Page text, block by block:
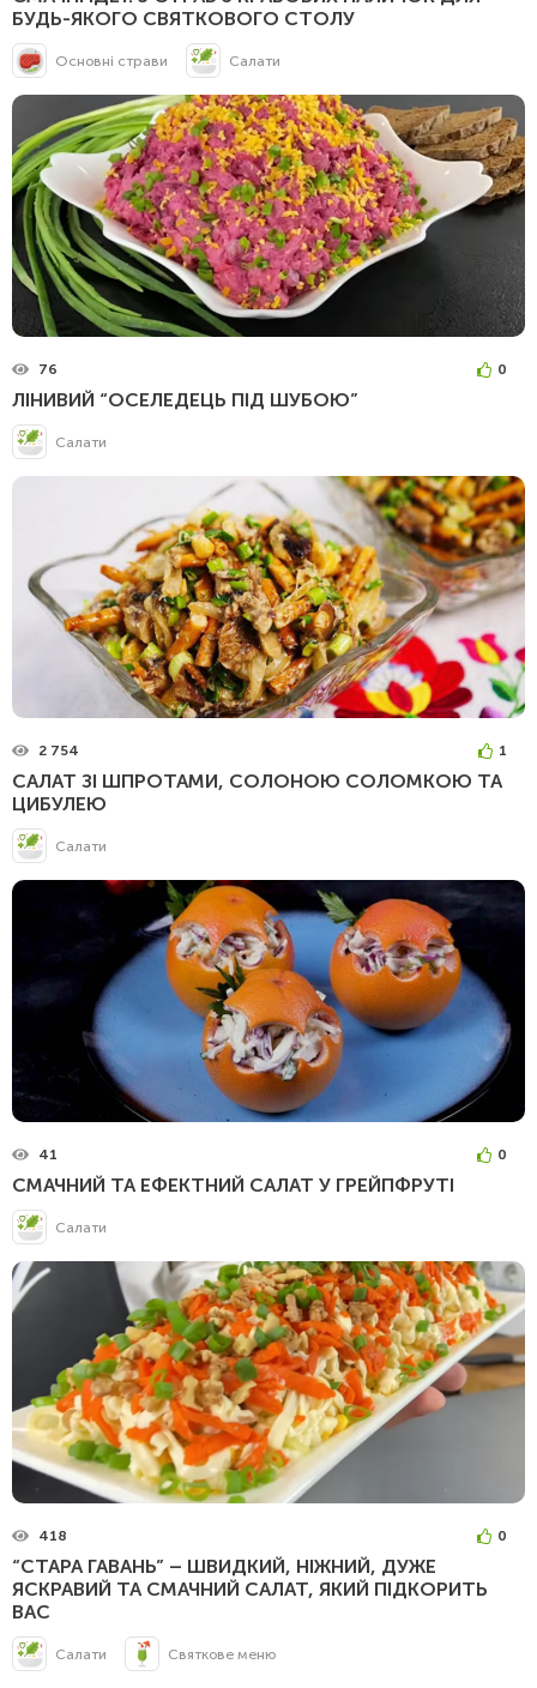
БУДЬ-ЯКОГО СВЯТКОВОГО СТОЛУ
Основні страви Салати
76 0
ЛІНИВИЙ “ОСЕЛЕДЕЦЬ ПІД ШУБОЮ”
Салати
2 754 1
САЛАТ ЗІ ШПРОТАМИ, СОЛОНОЮ СОЛОМКОЮ ТА
ЦИБУЛЕЮ
Салати
41 0
СМАЧНИЙ ТА ЕФЕКТНИЙ САЛАТ У ГРЕЙПФРУТІ
Салати
418 0
“СТАРА ГАВАНЬ” – ШВИДКИЙ, НІЖНИЙ, ДУЖЕ
ЯСКРАВИЙ ТА СМАЧНИЙ САЛАТ, ЯКИЙ ПІДКОРИТЬ
ВАС
Салати Святкове меню